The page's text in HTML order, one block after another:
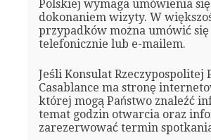
Polskiej wymaga umówienia
dokonaniem wizyty. W
przypadków można umówić się
telefonicznie lub e-mailem.
Jeśli Konsulat Rzeczypospolitej
Casablance ma stronę
której mogą Państwo znaleźć
temat godzin otwarcia oraz
zarezerwować termin